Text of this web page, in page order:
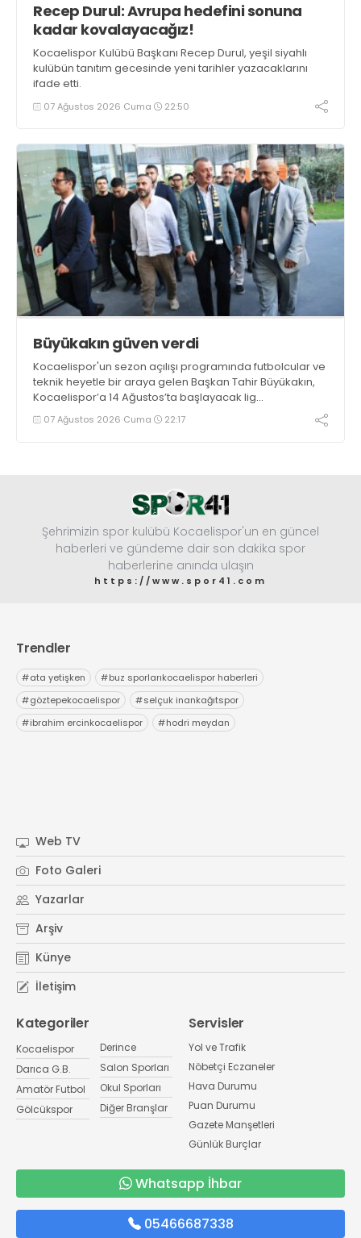
Recep Durul: Avrupa hedefini sonuna
kadar kovalayacağız!
Kocaelispor Kulübü Başkanı Recep Durul, yeşil siyahlı
kulübün tanıtım gecesinde yeni tarihler yazacaklarını
ifade etti.
07 Ağustos 2026 Cuma 22:50
Büyükakın güven verdi
Kocaelispor'un sezon açılışı programında futbolcular ve
teknik heyetle bir araya gelen Başkan Tahir Büyükakın,
Kocaelispor’a 14 Ağustos’ta başlayacak lig
maratonunda başarılar diledi ve “Yanınızdayım” dedi.
07 Ağustos 2026 Cuma 22:17
Şehrimizin spor kulübü Kocaelispor'un en güncel
haberleri ve gündeme dair son dakika spor
haberlerine anında ulaşın
https://www.spor41.com
Trendler
#ata yetişken #buz sporlarıkocaelispor haberleri
#göztepekocaelispor #selçuk inankağıtspor
#ibrahim ercinkocaelispor #hodri meydan
Web TV
Foto Galeri
Yazarlar
Arşiv
Künye
İletişim
Kategoriler
Kocaelispor
Darıca G.B.
Amatör Futbol
Gölcükspor
Derince
Salon Sporları
Okul Sporları
Diğer Branşlar
Servisler
Yol ve Trafik
Nöbetçi Eczaneler
Hava Durumu
Puan Durumu
Gazete Manşetleri
Günlük Burçlar
Whatsapp İhbar
05466687338